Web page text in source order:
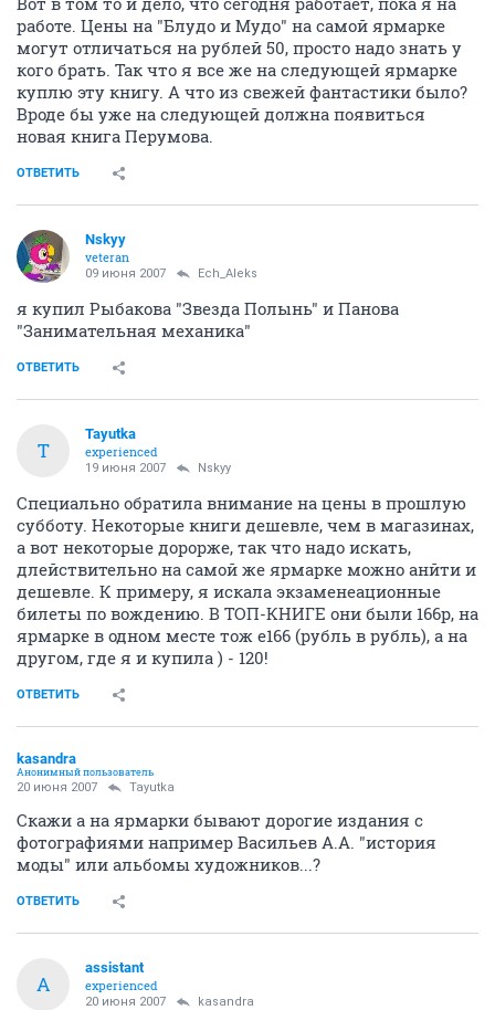
работе. Цены на "Блудо и Мудо" на самой ярмарке
могут отличаться на рублей 50, просто надо знать у
кого брать. Так что я все же на следующей ярмарке
куплю эту книгу. А что из свежей фантастики было?
Вроде бы уже на следующей должна появиться
новая книга Перумова.
ОТВЕТИТЬ
Nskyy
veteran
09 июня 2007 Ech_Aleks
я купил Рыбакова "Звезда Полынь" и Панова
"Занимательная механика"
ОТВЕТИТЬ
T
Tayutka
experienced
19 июня 2007 Nskyy
Специально обратила внимание на цены в прошлую
субботу. Некоторые книги дешевле, чем в магазинах,
а вот некоторые дорорже, так что надо искать,
длействительно на самой же ярмарке можно анйти и
дешевле. К примеру, я искала экзаменеационные
билеты по вождению. В ТОП-КНИГЕ они были 166р, на
ярмарке в одном месте тож е166 (рубль в рубль), а на
другом, где я и купила ) - 120!
ОТВЕТИТЬ
kasandra
Анонимный пользователь
20 июня 2007 Tayutka
Скажи а на ярмарки бывают дорогие издания с
фотографиями например Васильев А.А. "история
моды" или альбомы художников...?
ОТВЕТИТЬ
A
assistant
experienced
20 июня 2007 kasandra